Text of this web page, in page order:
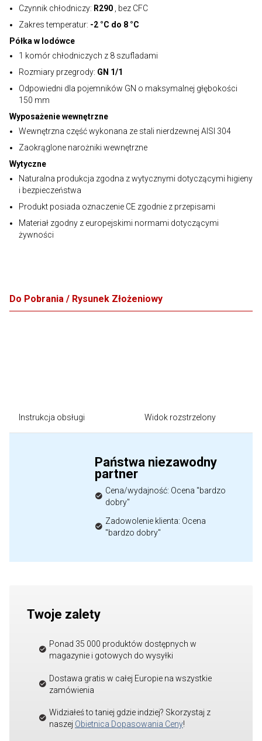
Czynnik chłodniczy: R290
, bez CFC
Zakres temperatur: -2 °C do 8 °C
Półka w lodówce
1 komór chłodniczych z 8 szufladami
Rozmiary przegrody: GN 1/1
Odpowiedni dla pojemników GN o maksymalnej głębokości
150 mm
Wyposażenie wewnętrzne
Wewnętrzna część wykonana ze stali nierdzewnej AISI 304
Zaokrąglone narożniki wewnętrzne
Wytyczne
Naturalna produkcja zgodna z wytycznymi dotyczącymi higieny
i bezpieczeństwa
Produkt posiada oznaczenie CE zgodnie z przepisami
Materiał zgodny z europejskimi normami dotyczącymi
żywności
Do Pobrania / Rysunek Złożeniowy
Instrukcja obsługi Widok rozstrzelony
Państwa niezawodny
partner
Cena/wydajność: Ocena "bardzo
dobry"
Zadowolenie klienta: Ocena
"bardzo dobry"
Twoje zalety
Ponad 35 000 produktów dostępnych w
magazynie i gotowych do wysyłki
Dostawa gratis w całej Europie na wszystkie
zamówienia
Widziałeś to taniej gdzie indziej? Skorzystaj z
naszej Obietnica Dopasowania Ceny!